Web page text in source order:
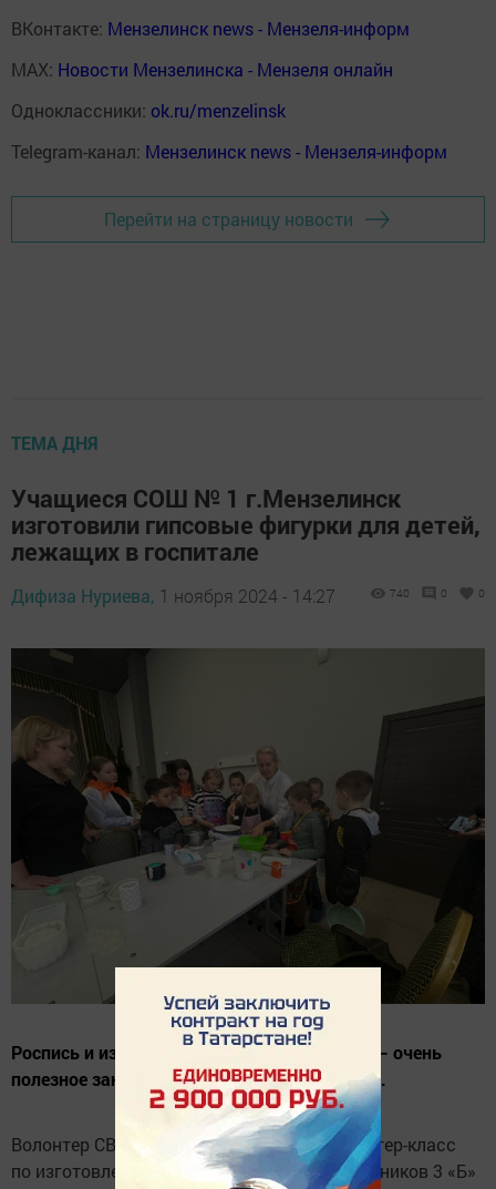
ВКонтакте: Мензелинск news - Мензеля-информ
MAX: Новости Мензелинска - Мензеля онлайн
Одноклассники: ok.ru/menzelinsk
Telegram-канал: Мензелинск news - Мензеля-информ
Перейти на страницу новости
ТЕМА ДНЯ
Учащиеся СОШ № 1 г.Мензелинск
изготовили гипсовые фигурки для детей,
лежащих в госпитале
Дифиза Нуриева, 1 ноября 2024 - 14:27 740 0 0
Роспись и изготовление гипсовых фигурок — очень
полезное занятие для детей и для взрослых.
Волонтер СВО Лейсан Галеева провела мастер-класс
по изготовлению гипсовых фигурок для учеников 3 «Б»